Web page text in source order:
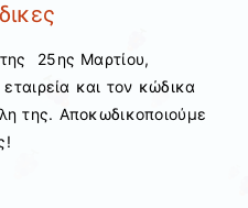
25ης Μαρτίου,
και τον κώδικα
της. Αποκωδικοποιούμε